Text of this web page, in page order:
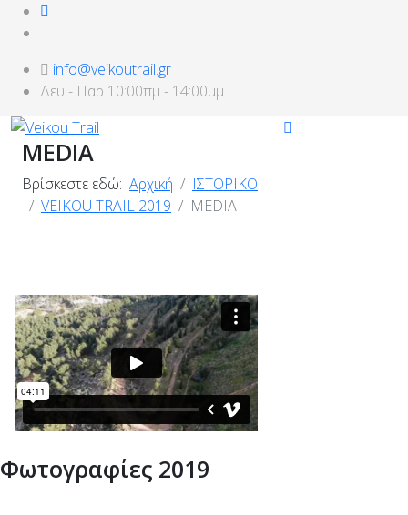
info@veikoutrail.gr
Δευ - Παρ 10:00πμ - 14:00μμ
MEDIA
Βρίσκεστε εδώ: Αρχική
ΙΣΤΟΡΙΚΟ
VEIKOU TRAIL 2019
MEDIA
Φωτογραφίες 2019